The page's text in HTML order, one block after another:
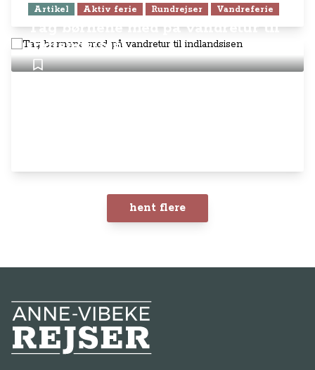
Artikel Aktiv ferie Rundrejser Vandreferie
Tag børnene med på vandretur til
indlandsisen
hent flere
Anne-Vibeke Rejser